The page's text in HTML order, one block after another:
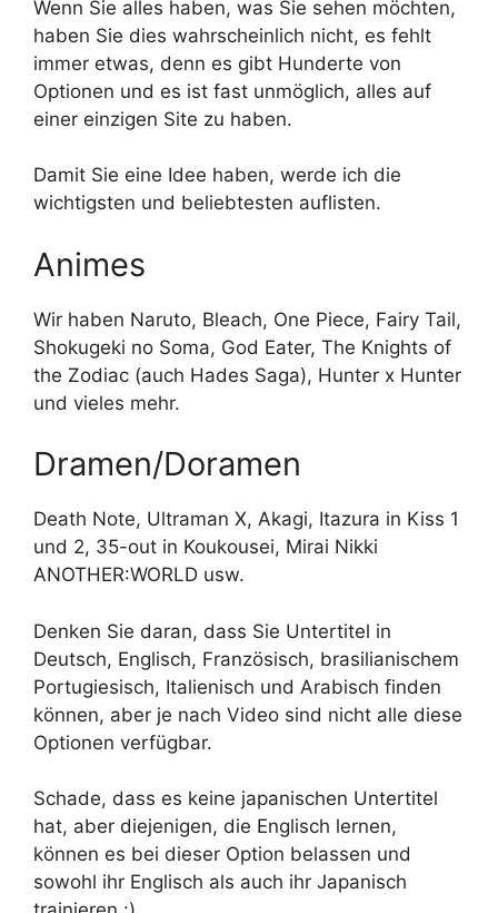
Wenn Sie alles haben, was Sie sehen möchten,
haben Sie dies wahrscheinlich nicht, es fehlt
immer etwas, denn es gibt Hunderte von
Optionen und es ist fast unmöglich, alles auf
einer einzigen Site zu haben.
Damit Sie eine Idee haben, werde ich die
wichtigsten und beliebtesten auflisten.
Animes
Wir haben Naruto, Bleach, One Piece, Fairy Tail,
Shokugeki no Soma, God Eater, The Knights of
the Zodiac (auch Hades Saga), Hunter x Hunter
und vieles mehr.
Dramen/Doramen
Death Note, Ultraman X, Akagi, Itazura in Kiss 1
und 2, 35-out in Koukousei, Mirai Nikki
ANOTHER:WORLD usw.
Denken Sie daran, dass Sie Untertitel in
Deutsch, Englisch, Französisch, brasilianischem
Portugiesisch, Italienisch und Arabisch finden
können, aber je nach Video sind nicht alle diese
Optionen verfügbar.
Schade, dass es keine japanischen Untertitel
hat, aber diejenigen, die Englisch lernen,
können es bei dieser Option belassen und
sowohl ihr Englisch als auch ihr Japanisch